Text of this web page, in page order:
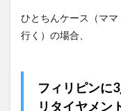
ひとちんケース（マ
行く）の場合、
フィリピンに
リタイヤメン